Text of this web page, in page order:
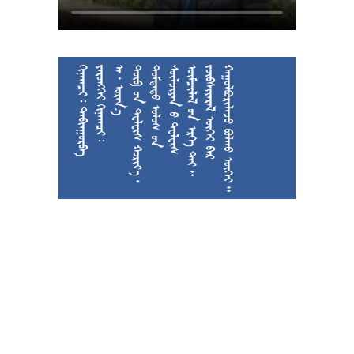
      
































































 






































